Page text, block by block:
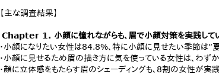
【主な調査結果】
Chapter 1. 小顔に憧れながらも、眉で小顔対策を実践して
・小顔になりたい女性は84.8%、特に小顔に見せたい季節は“夏
・小顔に見せるため眉の描き方に気を使っている女性は、わず
・顔に立体感をもたらす眉のシェーディングも、8割の女性が実